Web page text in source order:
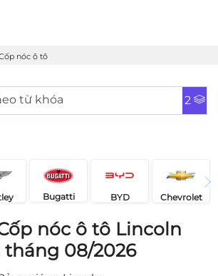
nóc ô tô
từ khóa 2
Bugatti BYD Chevrolet
nóc ô tô Lincoln
tháng 08/2026